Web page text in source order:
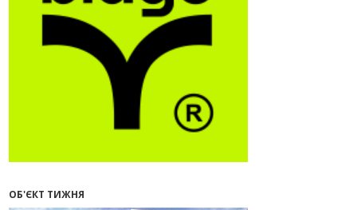
У Франківську провели
конференцію для фахівців ринку
нерухомості та девелоперів
27.07.2026
Нерухомість як антикризовий
актив: стратегії для Івано-
Франківська
Поліція затримала банду, яка
Франківську на понад 2,6 млн
ОБ'ЄКТ ТИЖНЯ